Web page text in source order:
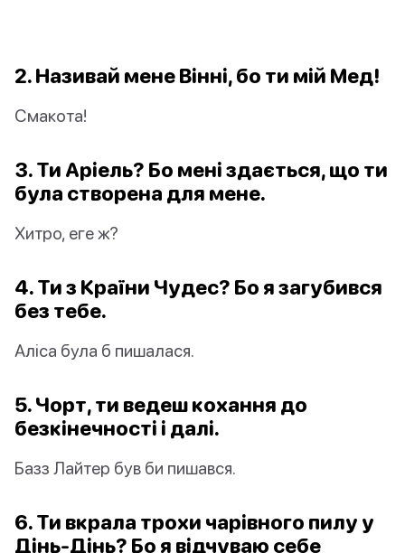
2. Називай мене Вінні, бо ти мій Мед!
Смакота!
3. Ти Аріель? Бо мені здається, що ти
була створена для мене.
Хитро, еге ж?
4. Ти з Країни Чудес? Бо я загубився
без тебе.
Аліса була б пишалася.
5. Чорт, ти ведеш кохання до
безкінечності і далі.
Базз Лайтер був би пишався.
6. Ти вкрала трохи чарівного пилу у
Дінь-Дінь? Бо я відчуваю себе